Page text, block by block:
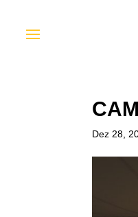
Dez 28,